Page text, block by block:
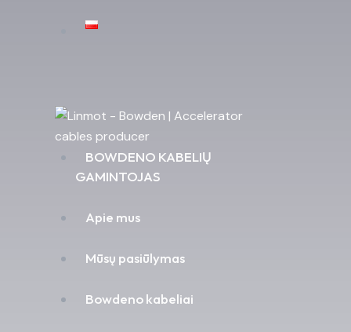
BOWDENO KABELIŲ
GAMINTOJAS
Apie mus
Mūsų pasiūlymas
Bowdeno kabeliai